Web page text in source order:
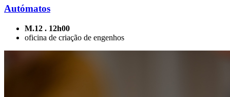
Autómatos
M.12 . 12h00
oficina de criação de engenhos